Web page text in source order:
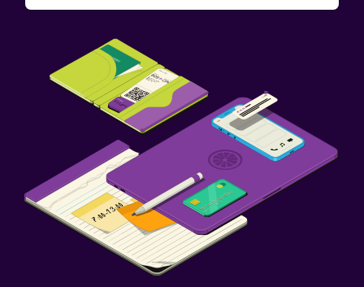
Fax/fotocopiadora
Caja fuerte para laptops
Ideal para familias
Cuidado de niños o guardería
Cuna/cama nido disponibles
Comidas para niños